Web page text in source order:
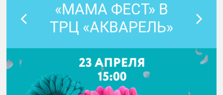
«МАМА ФЕСТ» В
ТРЦ «АКВАРЕЛЬ»